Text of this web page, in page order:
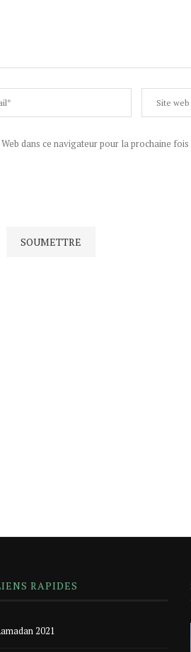
dans ce navigateur pour la prochaine
RAPIDES
2021